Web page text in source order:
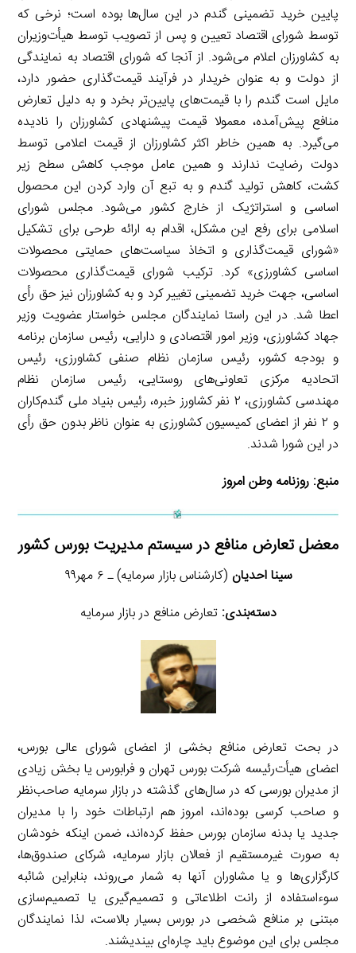
پایین خرید تضمینی گندم در این سال‌ها بوده است؛ نرخی که
توسط شورای اقتصاد تعیین و پس از تصویب توسط هیأت‌وزیران
به کشاورزان اعلام می‌شود. از آنجا که شورای اقتصاد به نمایندگی
از دولت و به عنوان خریدار در فرآیند قیمت‌گذاری حضور دارد،
مایل است گندم را با قیمت‌های پایین‌تر بخرد و به دلیل تعارض
منافع پیش‌آمده، معمولا قیمت پیشنهادی کشاورزان را نادیده
می‌گیرد. به همین خاطر اکثر کشاورزان از قیمت اعلامی توسط
دولت رضایت ندارند و همین عامل موجب کاهش سطح زیر
کشت، کاهش تولید گندم و به تبع آن وارد کردن این محصول
اساسی و استراتژیک از خارج کشور می‌شود. مجلس شورای
اسلامی برای رفع این مشکل، اقدام به ارائه طرحی برای تشکیل
«شورای قیمت‌گذاری و اتخاذ سیاست‌های حمایتی محصولات
اساسی کشاورزی» کرد. ترکیب شورای قیمت‌گذاری محصولات
اساسی، جهت خرید تضمینی تغییر کرد و به کشاورزان نیز حق رأی
اعطا شد. در این راستا نمایندگان مجلس خواستار عضویت وزیر
جهاد کشاورزی، وزیر امور اقتصادی و دارایی، رئیس سازمان برنامه
و بودجه کشور، رئیس سازمان نظام صنفی کشاورزی، رئیس
اتحادیه مرکزی تعاونی‌های روستایی، رئیس سازمان نظام
مهندسی کشاورزی، ۲ نفر کشاورز خبره، رئیس بنیاد ملی گندم‌کاران
و ۲ نفر از اعضای کمیسیون کشاورزی به عنوان ناظر بدون حق رأی
در این شورا شدند.
منبع: روزنامه وطن امروز
معضل تعارض منافع در سیستم مدیریت بورس کشور
سینا احدیان (کارشناس بازار سرمایه) ـ ۶ مهر۹۹
دسته‌بندی: تعارض منافع در بازار سرمایه
در بحت تعارض منافع بخشی از اعضای شورای عالی بورس،
اعضای هیأت‌رئیسه شرکت بورس تهران و فرابورس یا بخش زیادی
از مدیران بورسی که در سال‌های گذشته در بازار سرمایه صاحب‌نظر
و صاحب کرسی بوده‌اند، امروز هم ارتباطات خود را با مدیران
جدید یا بدنه سازمان بورس حفظ کرده‌اند، ضمن اینکه خودشان
به صورت غیرمستقیم از فعالان بازار سرمایه، شرکای صندوق‌ها،
کارگزاری‌ها و یا مشاوران آنها به شمار می‌روند، بنابراین شائبه
سوءاستفاده از رانت اطلاعاتی و تصمیم‌گیری یا تصمیم‌سازی
مبتنی بر منافع شخصی در بورس بسیار بالاست، لذا نمایندگان
مجلس برای این موضوع باید چاره‌ای بیندیشند.